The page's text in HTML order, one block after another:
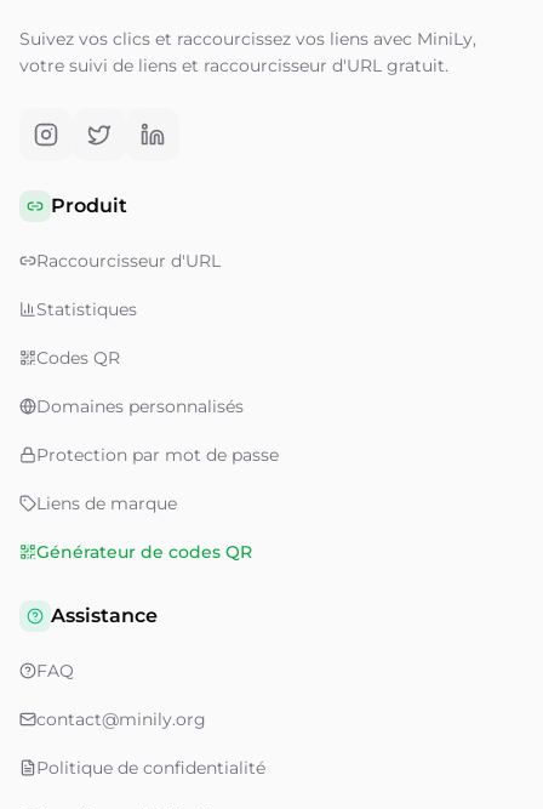
Suivez vos clics et raccourcissez vos liens avec MiniLy,
votre suivi de liens et raccourcisseur d'URL gratuit.
Produit
Raccourcisseur d'URL
Statistiques
Codes QR
Domaines personnalisés
Protection par mot de passe
Liens de marque
Générateur de codes QR
Assistance
FAQ
contact@minily.org
Politique de confidentialité